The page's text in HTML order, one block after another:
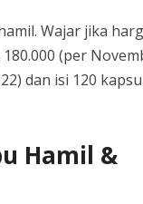
Wajar jika
(per
dan isi 120
Hamil &